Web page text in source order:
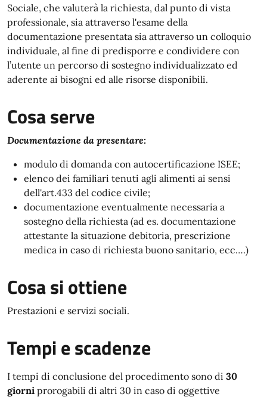
Sociale, che valuterà la richiesta, dal punto di vista
professionale, sia attraverso l'esame della
documentazione presentata sia attraverso un colloquio
individuale, al fine di predisporre e condividere con
l’utente un percorso di sostegno individualizzato ed
aderente ai bisogni ed alle risorse disponibili.
Cosa serve
Documentazione da presentare:
modulo di domanda con autocertificazione ISEE;
elenco dei familiari tenuti agli alimenti ai sensi
dell'art.433 del codice civile;
documentazione eventualmente necessaria a
sostegno della richiesta (ad es. documentazione
attestante la situazione debitoria, prescrizione
medica in caso di richiesta buono sanitario, ecc….)
Cosa si ottiene
Prestazioni e servizi sociali.
Tempi e scadenze
I tempi di conclusione del procedimento sono di 30
giorni prorogabili di altri 30 in caso di oggettive